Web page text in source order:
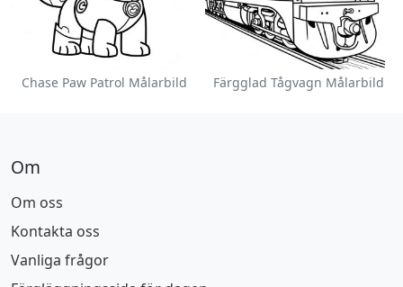
Chase Paw Patrol Målarbild Färgglad Tågvagn Målarbild
Om
Om oss
Kontakta oss
Vanliga frågor